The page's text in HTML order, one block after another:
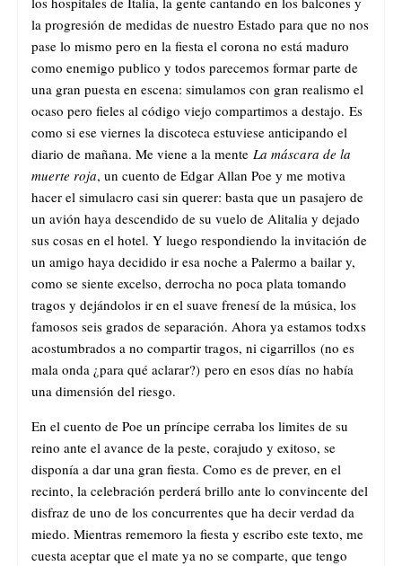
la progresión de medidas de nuestro Estado para que no nos
pase lo mismo pero en la fiesta el corona no está maduro
como enemigo publico y todos parecemos formar parte de
una gran puesta en escena: simulamos con gran realismo el
ocaso pero fieles al código viejo compartimos a destajo. Es
como si ese viernes la discoteca estuviese anticipando el
diario de mañana. Me viene a la mente La máscara de la
muerte roja, un cuento de Edgar Allan Poe y me motiva
hacer el simulacro casi sin querer: basta que un pasajero de
un avión haya descendido de su vuelo de Alitalia y dejado
sus cosas en el hotel. Y luego respondiendo la invitación de
un amigo haya decidido ir esa noche a Palermo a bailar y,
como se siente excelso, derrocha no poca plata tomando
tragos y dejándolos ir en el suave frenesí de la música, los
famosos seis grados de separación. Ahora ya estamos todxs
acostumbrados a no compartir tragos, ni cigarrillos (no es
mala onda ¿para qué aclarar?) pero en esos días no había
una dimensión del riesgo.
En el cuento de Poe un príncipe cerraba los limites de su
reino ante el avance de la peste, corajudo y exitoso, se
disponía a dar una gran fiesta. Como es de prever, en el
recinto, la celebración perderá brillo ante lo convincente del
disfraz de uno de los concurrentes que ha decir verdad da
miedo. Mientras rememoro la fiesta y escribo este texto, me
cuesta aceptar que el mate ya no se comparte, que tengo